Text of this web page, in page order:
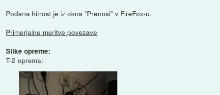
Podana hitrost je iz okna "Prenosi" v FireFox-u.
Primerjalne meritve povezave
Slike opreme:
T-2 oprema: